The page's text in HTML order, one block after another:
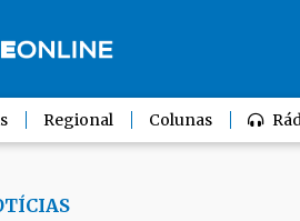
Regional Colunas